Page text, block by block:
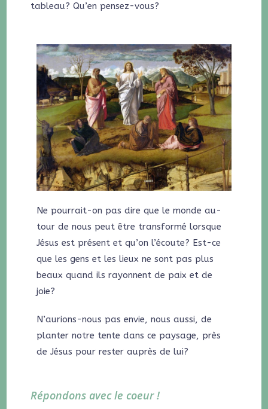
tableau? Qu’en pensez-vous?
Ne pourrait-on pas dire que le monde au-
tour de nous peut être transformé lorsque
Jésus est présent et qu’on l’écoute? Est-ce
que les gens et les lieux ne sont pas plus
beaux quand ils rayonnent de paix et de
joie?
N’aurions-nous pas envie, nous aussi, de
planter notre tente dans ce paysage, près
de Jésus pour rester auprès de lui?
Répondons avec le coeur !